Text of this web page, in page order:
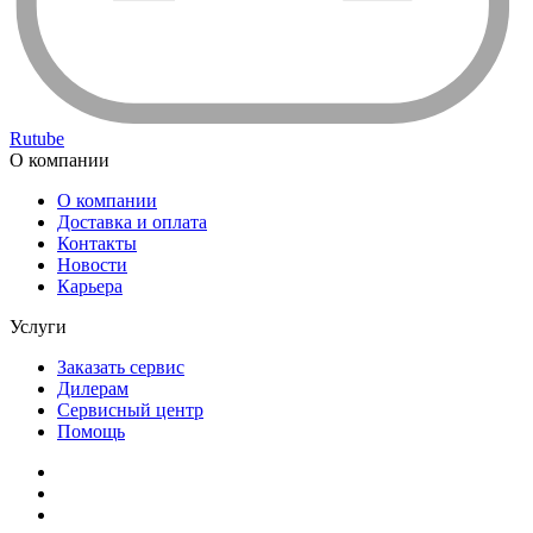
Rutube
О компании
О компании
Доставка и оплата
Контакты
Новости
Карьера
Услуги
Заказать сервис
Дилерам
Сервисный центр
Помощь